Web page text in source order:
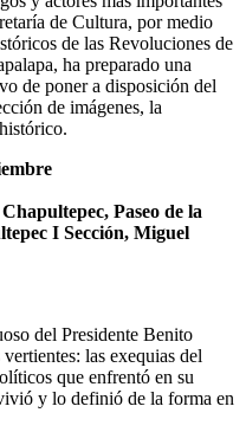
de Cultura, por medio
de las Revoluciones de
ha preparado una
de poner a disposición del
de imágenes, la
Paseo de la
I Sección, Miguel
del Presidente Benito
las exequias del
que enfrentó en su
y lo definió de la forma en